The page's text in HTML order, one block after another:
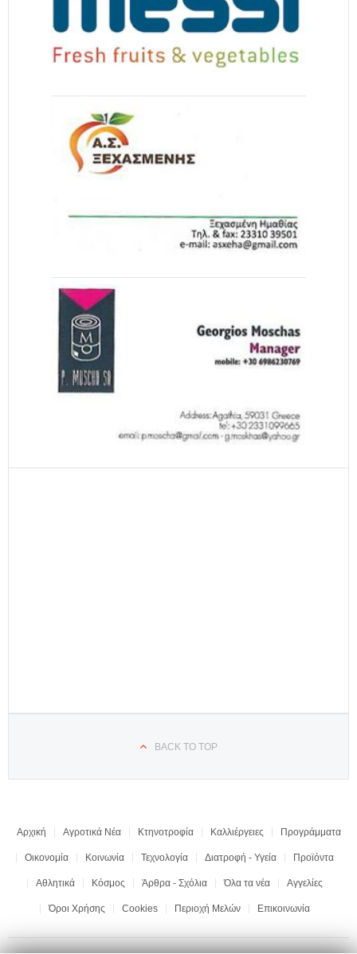
BACK TO TOP
Αρχική Αγροτικά Νέα Κτηνοτροφία Καλλιέργειες Προγράμματα
Οικονομία Κοινωνία Τεχνολογία Διατροφή - Υγεία Προϊόντα
Αθλητικά Κόσμος Άρθρα - Σχόλια Όλα τα νέα Αγγελίες
Όροι Χρήσης Cookies Περιοχή Μελών Επικοινωνία